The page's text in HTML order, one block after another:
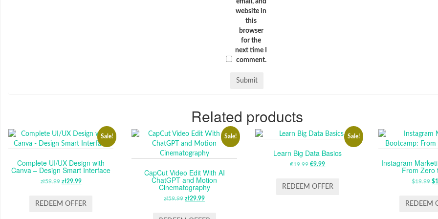
website in
this
browser
for the
next time I
comment.
Related products
Sale!
Complete UI/UX Design with
Canva – Design Smart Interface
zł59.99 ORIGINAL
WAS:
zł29.99CURRENT
IS:
REDEEM OFFER
Sale!
CapCut Video Edit With AI
ChatGPT and Motion
Cinematography
zł59.99 ORIGINAL
zł29.99CURRENT
Sale!
Learn Big Data Basics
€19.99 ORIGINAL
WAS:
€9.99CURRENT
IS:
REDEEM OFFER
Instagram
From Zero
$19.99 $
REDEEM